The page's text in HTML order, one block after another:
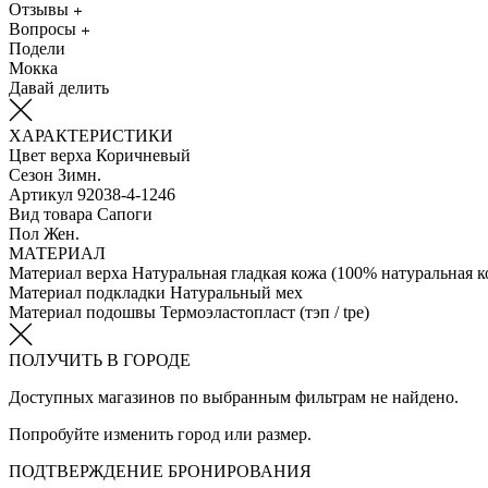
Отзывы
Вопросы
Подели
Мокка
Давай делить
ХАРАКТЕРИСТИКИ
Цвет верха Коричневый
Сезон Зимн.
Артикул 92038-4-1246
Вид товара Сапоги
Пол Жен.
МАТЕРИАЛ
Материал верха Натуральная гладкая кожа (100% натуральная
Материал подкладки Натуральный мех
Материал подошвы Термоэластопласт (тэп / tpe)
ПОЛУЧИТЬ В ГОРОДЕ
Доступных магазинов по выбранным фильтрам не найдено.
Попробуйте изменить город или размер.
ПОДТВЕРЖДЕНИЕ БРОНИРОВАНИЯ